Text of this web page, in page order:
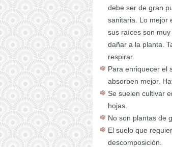
debe ser de gran
sanitaria. Lo mejor
sus raíces son
dañar a la planta.
respirar.
Para enriquecer el
absorben mejor.
Se suelen cultivar
hojas.
No son plantas de
El suelo que
descomposición.